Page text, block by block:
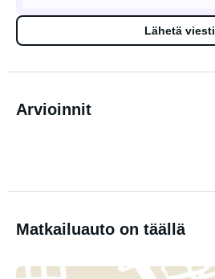
Lähetä viesti
Arvioinnit
Matkailuauto on täällä